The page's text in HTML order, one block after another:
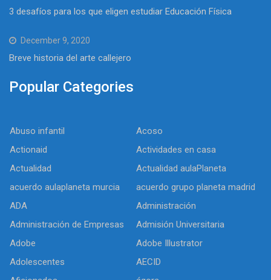
3 desafíos para los que eligen estudiar Educación Física
December 9, 2020
Breve historia del arte callejero
Popular Categories
Abuso infantil
Acoso
Actionaid
Actividades en casa
Actualidad
Actualidad aulaPlaneta
acuerdo aulaplaneta murcia
acuerdo grupo planeta madrid
ADA
Administración
Administración de Empresas
Admisión Universitaria
Adobe
Adobe Illustrator
Adolescentes
AECID